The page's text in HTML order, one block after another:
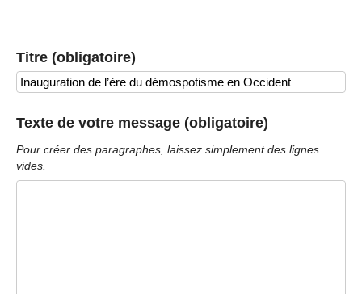
Titre (obligatoire)
Texte de votre message (obligatoire)
Pour créer des paragraphes, laissez simplement des lignes
vides.